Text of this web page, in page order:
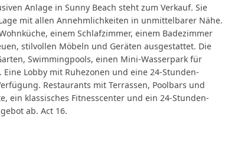
Anlage in Sunny Beach steht zum Verkauf. Sie
mit allen Annehmlichkeiten in unmittelbarer Nähe.
einem Schlafzimmer, einem Badezimmer
stilvollen Möbeln und Geräten ausgestattet. Die
Swimmingpools, einen Mini-Wasserpark für
Lobby mit Ruhezonen und eine 24-Stunden-
Restaurants mit Terrassen, Poolbars und
ein klassisches Fitnesscenter und ein 24-Stunden-
ab. Act 16.